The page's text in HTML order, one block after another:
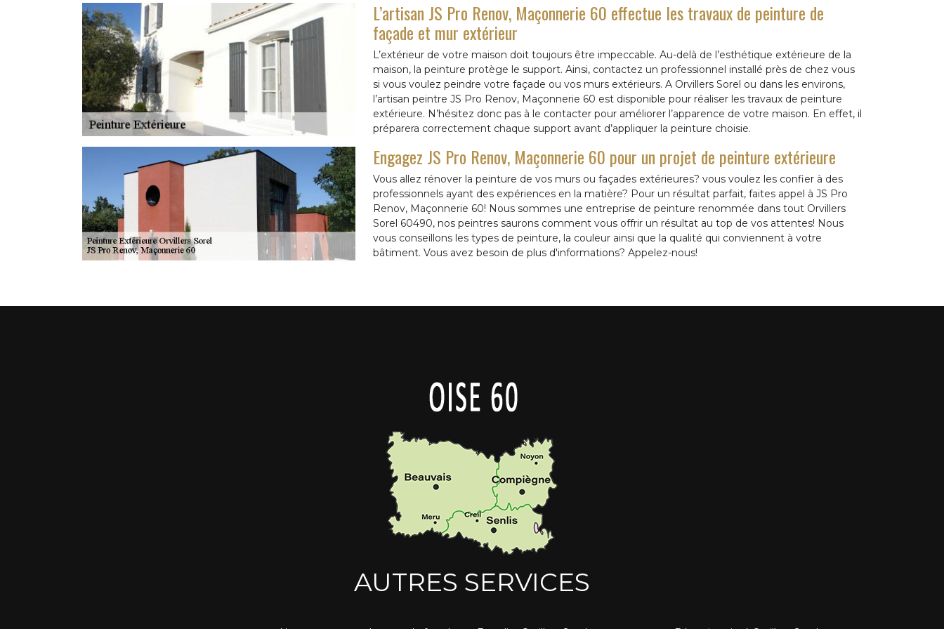
L’artisan JS Pro Renov, Maçonnerie 60 effectue les travaux de peinture de
façade et mur extérieur
L’extérieur de votre maison doit toujours être impeccable. Au-delà de l’esthétique extérieure de la
maison, la peinture protège le support. Ainsi, contactez un professionnel installé près de chez vous
si vous voulez peindre votre façade ou vos murs extérieurs. A Orvillers Sorel ou dans les environs,
l’artisan peintre JS Pro Renov, Maçonnerie 60 est disponible pour réaliser les travaux de peinture
extérieure. N’hésitez donc pas à le contacter pour améliorer l’apparence de votre maison. En effet, il
préparera correctement chaque support avant d’appliquer la peinture choisie.
Engagez JS Pro Renov, Maçonnerie 60 pour un projet de peinture extérieure
Vous allez rénover la peinture de vos murs ou façades extérieures? vous voulez les confier à des
professionnels ayant des expériences en la matière? Pour un résultat parfait, faites appel à JS Pro
Renov, Maçonnerie 60! Nous sommes une entreprise de peinture renommée dans tout Orvillers
Sorel 60490, nos peintres saurons comment vous offrir un résultat au top de vos attentes! Nous
vous conseillons les types de peinture, la couleur ainsi que la qualité qui conviennent à votre
bâtiment. Vous avez besoin de plus d'informations? Appelez-nous!
AUTRES SERVICES